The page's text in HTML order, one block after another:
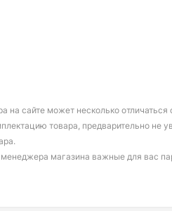
сайте может несколько
товара, предварительно не
магазина важные для вас